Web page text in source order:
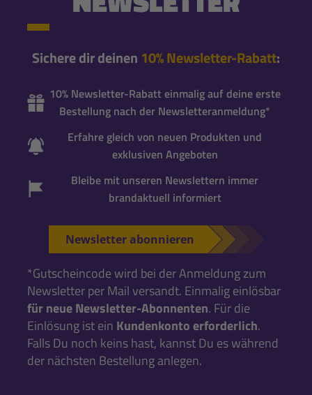
Sichere dir deinen 10% Newsletter-Rabatt:
10% Newsletter-Rabatt einmalig auf deine erste
Bestellung nach der Newsletteranmeldung*
Erfahre gleich von neuen Produkten und
exklusiven Angeboten
Bleibe mit unseren Newslettern immer
brandaktuell informiert
Newsletter abonnieren
*Gutscheincode wird bei der Anmeldung zum
Newsletter per Mail versandt. Einmalig einlösbar
für neue Newsletter-Abonnenten. Für die
Einlösung ist ein Kundenkonto erforderlich.
Falls Du noch keins hast, kannst Du es während
der nächsten Bestellung anlegen.